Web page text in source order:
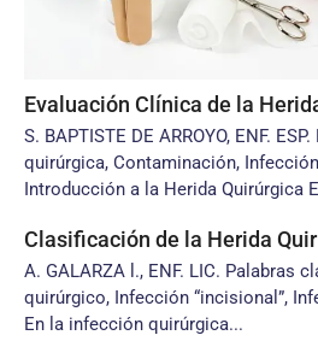
Evaluación Clínica de la
S. BAPTISTE DE ARROYO, ENF.
quirúrgica, Contaminación,
Introducción a la Herida Quirúrgica
Clasificación de la Herida
A. GALARZA l., ENF. LIC. Palabras
quirúrgico, Infección “incisional”,
En la infección quirúrgica...